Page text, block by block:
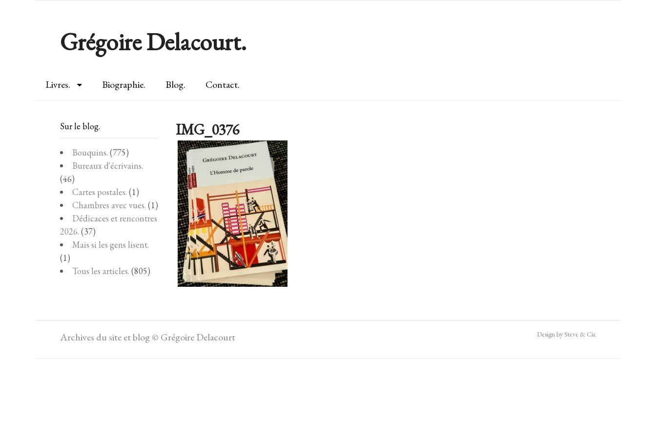
Grégoire Delacourt.
Livres. Biographie. Blog. Contact.
IMG_0376
Sur le blog.
Bouquins. (775)
Bureaux d'écrivains.
(46)
Cartes postales. (1)
Chambres avec vues. (1)
Dédicaces et rencontres
2026. (37)
Mais si les gens lisent.
(1)
Tous les articles. (805)
Archives du site et blog © Grégoire Delacourt Design by Steve & Cie